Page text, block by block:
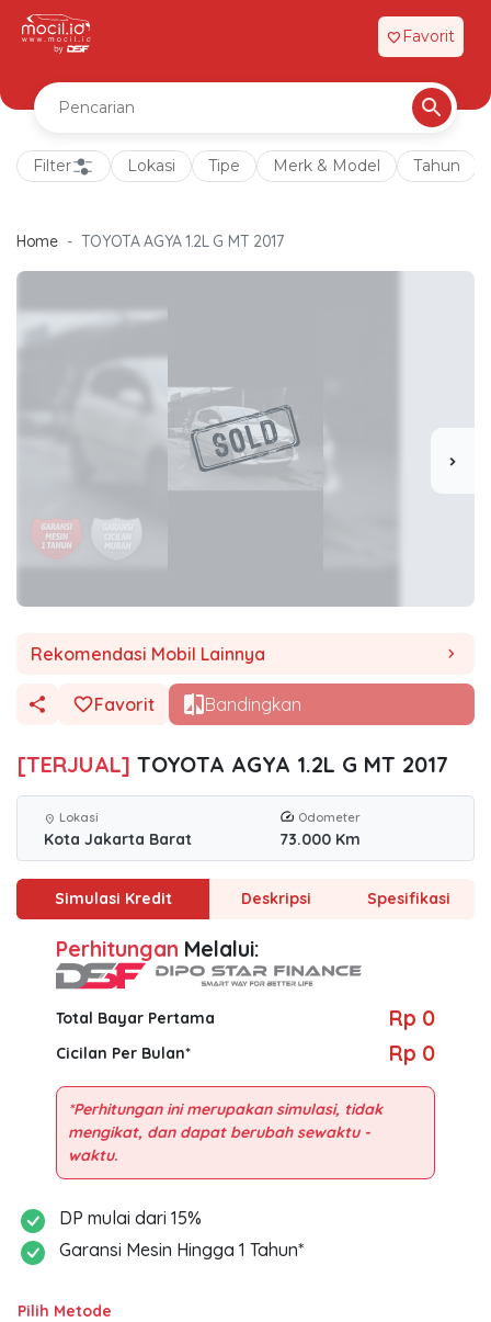
favorite Favorit
Filter Lokasi Tipe Merk & Model Tahun
Home TOYOTA AGYA 1.2L G MT 2017
chevron_right
Rekomendasi Mobil Lainnya chevron_right
Favorit Bandingkan
[TERJUAL] TOYOTA AGYA 1.2L G MT 2017
location_on Lokasi
Kota Jakarta Barat
Odometer
73.000 Km
Simulasi Kredit Deskripsi Spesifikasi
Perhitungan Melalui:
Total Bayar Pertama Rp 0
Cicilan Per Bulan* Rp 0
*Perhitungan ini merupakan simulasi, tidak
mengikat, dan dapat berubah sewaktu -
DP mulai dari 15%
Garansi Mesin Hingga 1 Tahun*
Pilih Metode